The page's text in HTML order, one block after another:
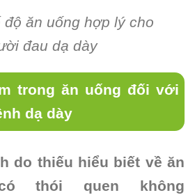
độ ăn uống hợp lý cho
đau dạ dày
trong ăn uống đối với
dạ dày
do thiếu hiểu biết về ăn
thói quen không